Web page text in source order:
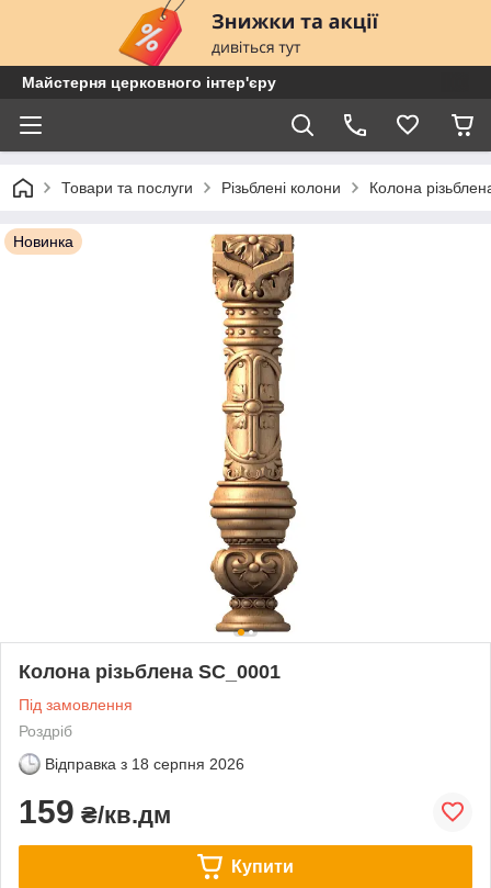
Майстерня церковного інтер'єру
Товари та послуги Різьблені колони Колона
Новинка
Колона різьблена SC_0001
Під замовлення
Роздріб
Відправка з 18 серпня 2026
159 ₴/кв.дм
Купити